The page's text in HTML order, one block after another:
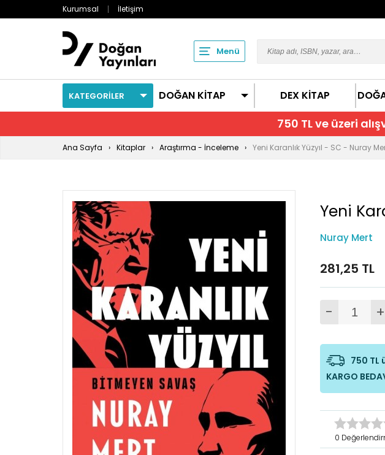
Kurumsal İletişim
Menü
KATEGORİLER DOĞAN KİTAP DEX KİTAP
750 TL ve üzeri
Ana Sayfa Kitaplar Araştırma - İnceleme Yeni Karanlık Yüzyıl - SC - Nuray
Yeni
Nuray Mert
281,25 TL
- +
750 TL
KARGO
0